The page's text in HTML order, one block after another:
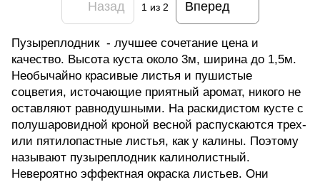
Назад 1 из 2 Вперед
Пузыреплодник - лучшее сочетание цена и
качество. Высота куста около 3м, ширина до 1,5м.
Необычайно красивые листья и пушистые
соцветия, источающие приятный аромат, никого не
оставляют равнодушными. На раскидистом кусте с
полушаровидной кроной весной распускаются трех-
или пятилопастные листья, как у калины. Поэтому
называют пузыреплодник калинолистный.
Невероятно эффектная окраска листьев. Они